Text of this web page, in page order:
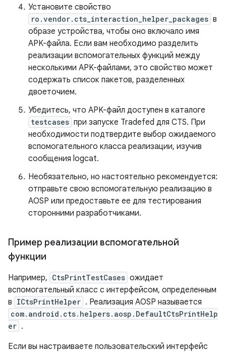
Установите свойство
ro.vendor.cts_interaction_helper_packages в
образе устройства, чтобы оно включало имя
APK-файла. Если вам необходимо разделить
реализации вспомогательных функций между
несколькими APK-файлами, это свойство может
содержать список пакетов, разделенных
двоеточием.
Убедитесь, что APK-файл доступен в каталоге
testcases при запуске Tradefed для CTS. При
необходимости подтвердите выбор ожидаемого
вспомогательного класса реализации, изучив
сообщения logcat.
Необязательно, но настоятельно рекомендуется:
отправьте свою вспомогательную реализацию в
AOSP или предоставьте ее для тестирования
сторонними разработчиками.
Пример реализации вспомогательной
функции
Например, CtsPrintTestCases ожидает
вспомогательный класс с интерфейсом, определенным
в ICtsPrintHelper . Реализация AOSP называется
com.android.cts.helpers.aosp.DefaultCtsPrintHelp
er .
Если вы настраиваете пользовательский интерфейс